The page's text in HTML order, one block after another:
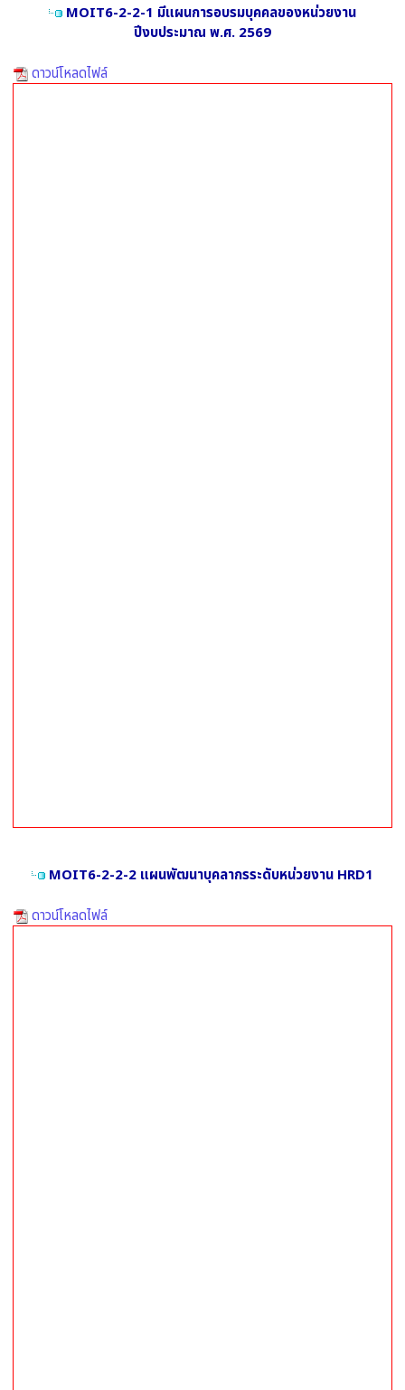
MOIT6-2-2-1 มีแผนการอบรมบุคคลของหน่วยงาน
ปีงบประมาณ พ.ศ. 2569
ดาวน์โหลดไฟล์
MOIT6-2-2-2 แผนพัฒนาบุคลากรระดับหน่วยงาน HRD1
ดาวน์โหลดไฟล์